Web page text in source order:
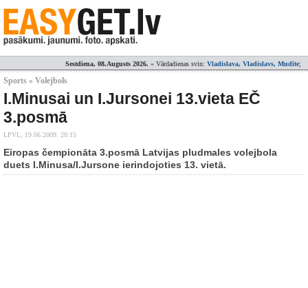
Sestdiena, 08.Augusts 2026. » Vārdadienas svin: Vladislava, Vladislavs, Mudīte;
Sports » Volejbols
I.Minusai un I.Jursonei 13.vieta EČ
3.posmā
LPVL, 19.06.2009. 20:15
Eiropas čempionāta 3.posmā Latvijas pludmales volejbola
duets I.Minusa/I.Jursone ierindojoties 13. vietā.